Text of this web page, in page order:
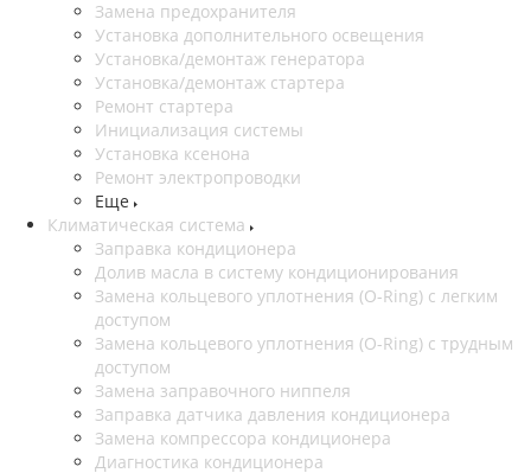
Замена предохранителя
Установка дополнительного освещения
Установка/демонтаж генератора
Установка/демонтаж стартера
Ремонт стартера
Инициализация системы
Установка ксенона
Ремонт электропроводки
Еще
Климатическая система
Заправка кондиционера
Долив масла в систему кондиционирования
Замена кольцевого уплотнения (O-Ring) с легким
доступом
Замена кольцевого уплотнения (O-Ring) с трудным
доступом
Замена заправочного ниппеля
Заправка датчика давления кондиционера
Замена компрессора кондиционера
Диагностика кондиционера